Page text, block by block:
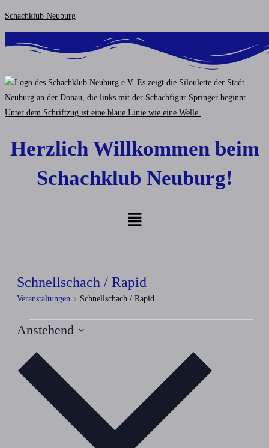
Zum
Inhalt
springen
Schachklub Neuburg
Herzlich Willkommen beim
Schachklub Neuburg!
Menü
Schnellschach / Rapid
Veranstaltungen Schnellschach / Rapid
Veranstaltungen
Anstehend
wählen.